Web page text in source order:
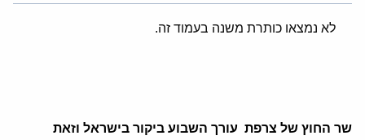
לא נמצאו כותרת משנה בעמוד זה.
שר החוץ של צרפת עורך השבוע ביקור בישראל וזאת